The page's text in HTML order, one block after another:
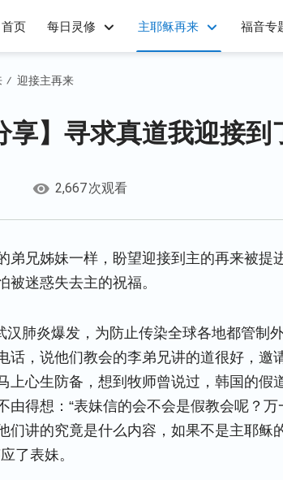
首页 每日灵修 主耶稣再来 福音专
/ 迎接主再来
享】寻求真道我迎接
2,667次观看
弟兄姊妹一样，盼望迎接到主的再来被提
被迷惑失去主的祝福。
汉肺炎爆发，为防止传染全球各地都管制
话，说他们教会的李弟兄讲的道很好，邀
上心生防备，想到牧师曾说过，韩国的假
由得想：“表妹信的会不会是假教会呢？
们讲的究竟是什么内容，如果不是主耶稣
了表妹。